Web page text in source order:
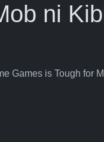
ni
Games is Tough for